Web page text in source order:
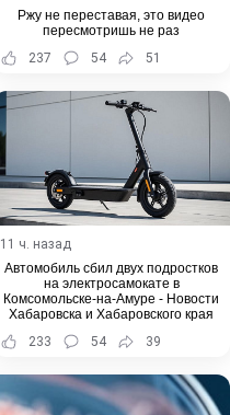
Ржу не переставая, это видео
пересмотришь не раз
237
54 51
11 ч. назад
Автомобиль сбил двух подростков
на электросамокате в
Комсомольске-на-Амуре - Новости
Хабаровска и Хабаровского края
233
54 39